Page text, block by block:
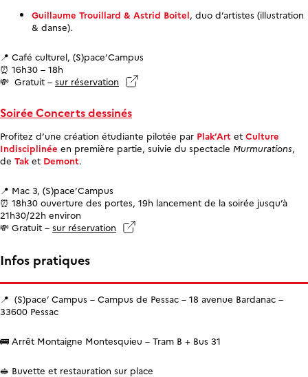
Guillaume Trouillard & Astrid Boitel, duo d’artistes (illustration
& danse).
📍 Café culturel, (S)pace’Campus
⏰ 16h30 – 18h
💸 Gratuit – sur réservation
Soirée Concerts dessinés
Profitez d’une création étudiante pilotée par Plak’Art et Culture
Indisciplinée en première partie, suivie du spectacle Murmurations,
de Tak et Demont.
📍 Mac 3, (S)pace’Campus
⏰ 18h30 ouverture des portes, 19h lancement de la soirée jusqu’à
21h30/22h environ
💸 Gratuit – sur réservation
Infos pratiques
📍 (S)pace’ Campus – Campus de Pessac – 18 avenue Bardanac –
33600 Pessac
🚌 Arrêt Montaigne Montesquieu – Tram B + Bus 31
🥪 Buvette et restauration sur place